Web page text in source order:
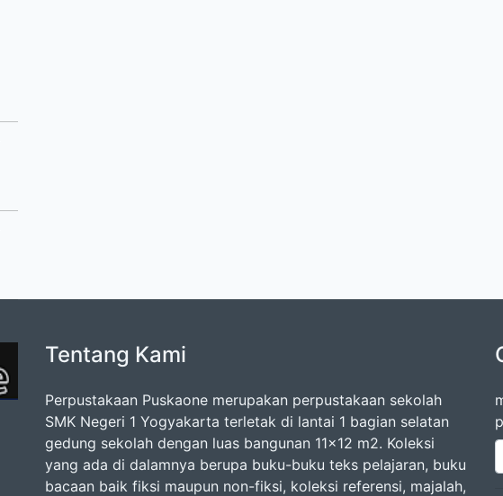
Tentang Kami
Perpustakaan Puskaone merupakan perpustakaan sekolah
SMK Negeri 1 Yogyakarta terletak di lantai 1 bagian selatan
gedung sekolah dengan luas bangunan 11x12 m2. Koleksi
yang ada di dalamnya berupa buku-buku teks pelajaran, buku
bacaan baik fiksi maupun non-fiksi, koleksi referensi, majalah,